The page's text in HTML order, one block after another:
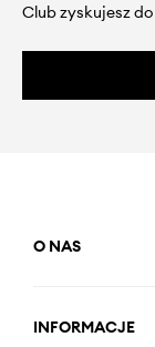
Club zyskujesz do
O NAS
INFORMACJE